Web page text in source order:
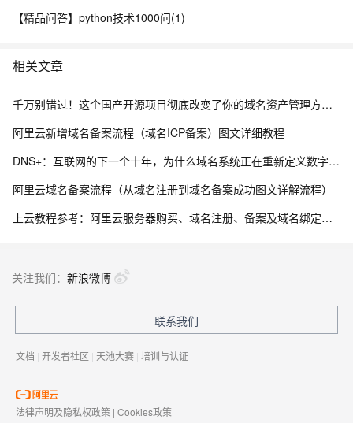
【精品问答】python技术1000问(1)
相关文章
千万别错过！这个国产开源项目彻底改变了你的域名资产管理方式，收藏它相当于多一个安全专家！
阿里云新增域名备案流程（域名ICP备案）图文详细教程
DNS+：互联网的下一个十年，为什么域名系统正在重新定义数字生态？ ——解读《“DNS+”发展白皮书（2023）》
阿里云域名备案流程（从域名注册到域名备案成功图文详解流程）
上云教程参考：阿里云服务器购买、域名注册、备案及域名绑定全流程指南
关注我们： 新浪微博
联系我们
文档 | 开发者社区 | 天池大赛 | 培训与认证
法律声明及隐私权政策 | Cookies政策